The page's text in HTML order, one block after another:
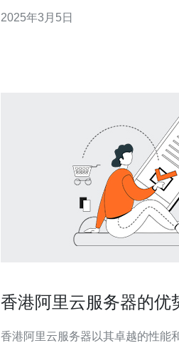
讯云香港服务器的优势和功能，以
2025年3月5日
香港阿里云服务器的优
香港阿里云服务器以其卓越的性能